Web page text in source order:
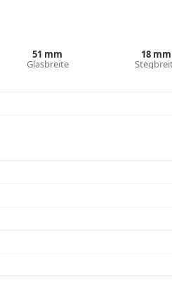
zu finden, oder nutzen
51 mm
Glasbreite
18 mm